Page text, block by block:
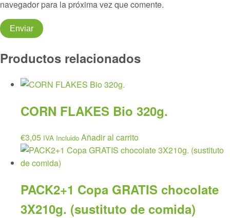
navegador para la próxima vez que comente.
Productos relacionados
CORN FLAKES Bio 320g.
€3,05 IVA Incluido Añadir al carrito
PACK2+1 Copa GRATIS chocolate
3X210g. (sustituto de comida)